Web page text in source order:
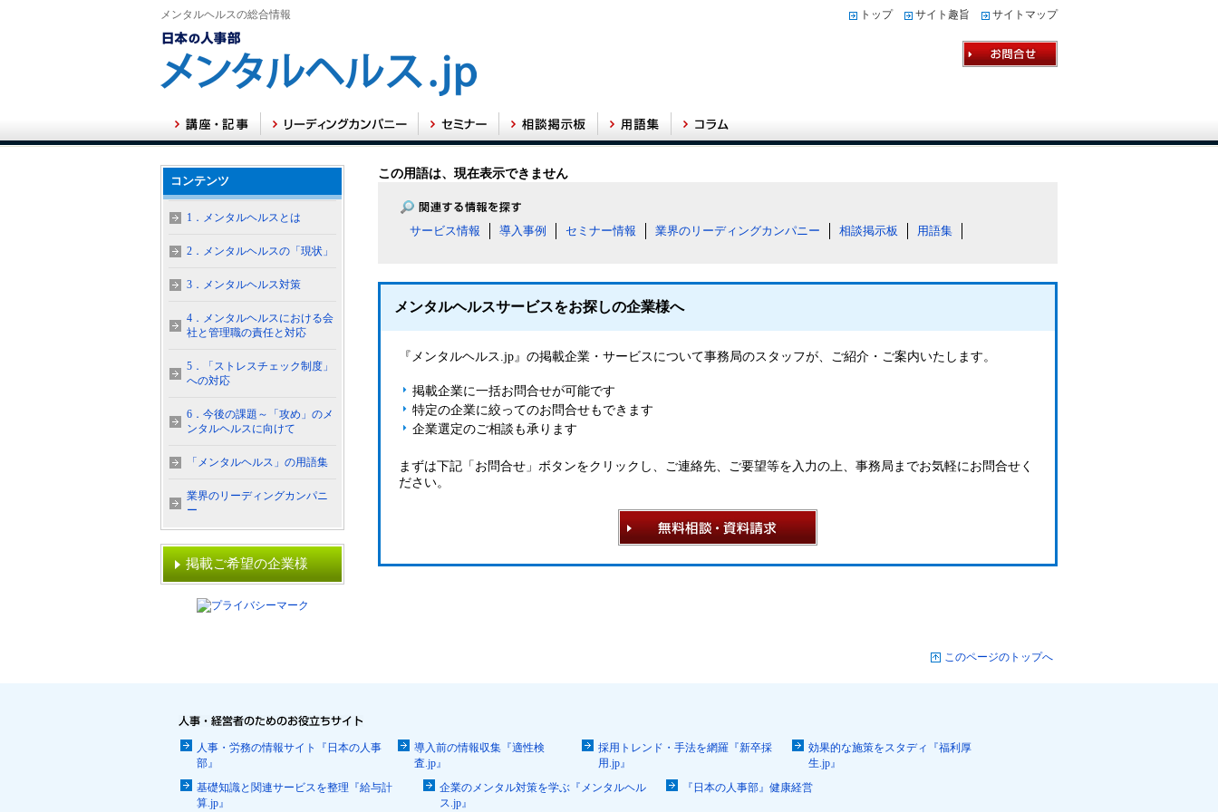
メンタルヘルスの総合情報 トップ サイト趣旨 サイトマップ
この用語は、現在表示できません
サービス情報 導入事例 セミナー情報 業界のリーディングカンパニー 相談掲示板 用語集
メンタルヘルスサービスをお探しの企業様へ
『メンタルヘルス.jp』の掲載企業・サービスについて事務局のスタッフが、ご紹介・ご案内いたします。
掲載企業に一括お問合せが可能です
特定の企業に絞ってのお問合せもできます
企業選定のご相談も承ります
まずは下記「お問合せ」ボタンをクリックし、ご連絡先、ご要望等を入力の上、事務局までお気軽にお問合せく
ださい。
コンテンツ
1．メンタルヘルスとは
2．メンタルヘルスの「現状」
3．メンタルヘルス対策
4．メンタルヘルスにおける会
社と管理職の責任と対応
5．「ストレスチェック制度」
への対応
6．今後の課題～「攻め」のメ
ンタルヘルスに向けて
「メンタルヘルス」の用語集
業界のリーディングカンパニ
ー
掲載ご希望の企業様
このページのトップへ
人事・労務の情報サイト『日本の人事
部』
導入前の情報収集『適性検
査.jp』
採用トレンド・手法を網羅『新卒採
用.jp』
効果的な施策をスタディ『福利厚
生.jp』
基礎知識と関連サービスを整理『給与計
算.jp』
企業のメンタル対策を学ぶ『メンタルヘル
ス.jp』
『日本の人事部』健康経営